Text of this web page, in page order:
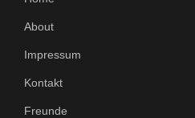
About
Impressum
Kontakt
Freunde